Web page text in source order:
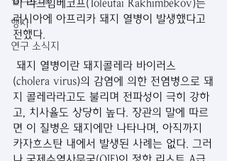
행사
연구 소식지
이 라크힘베코프(Toleutai Rakhimbekov)는
러시아에 아프리카 돼지 열병이 발생했다고
전했다.
돼지 열병이란 돼지콜레라 바이러스
(cholera virus)의 감염에 의한 전염병으로 돼
지 콜레라라고도 불리며 전파성이 극히 강하
고, 치사율도 상당히 높다. 장관의 말에 따르
면 이 질병은 돼지에만 나타나며, 아직까지
카자흐스탄 내에서 발생된 사례는 없다. 그러